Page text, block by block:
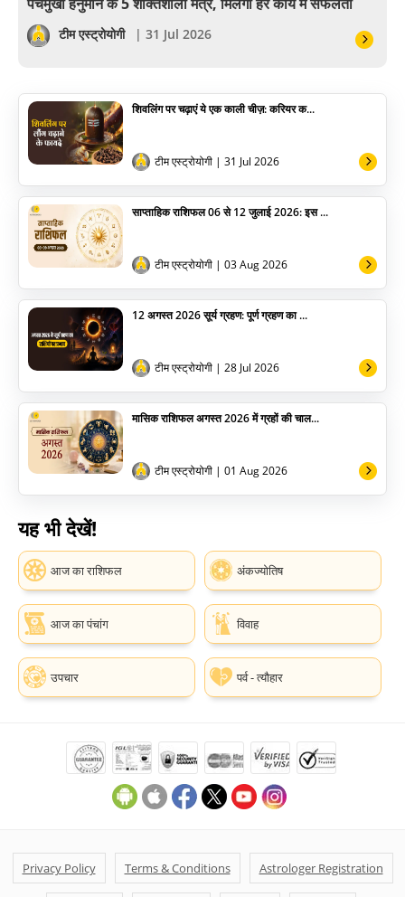
सेलिब्रिटी
योग
अन्य
टीम एस्ट्रोयोगी | 31 Jul 2026
शिवलिंग पर चढ़ाएं ये एक काली चीज़: करियर क...
टीम एस्ट्रोयोगी | 31 Jul 2026
साप्ताहिक राशिफल 06 से 12 जुलाई 2026: इस ...
टीम एस्ट्रोयोगी | 03 Aug 2026
12 अगस्त 2026 सूर्य ग्रहण: पूर्ण ग्रहण का ...
टीम एस्ट्रोयोगी | 28 Jul 2026
मासिक राशिफल अगस्त 2026 में ग्रहों की चाल...
टीम एस्ट्रोयोगी | 01 Aug 2026
यह भी देखें!
आज का राशिफल अंकज्योतिष
आज का पंचांग विवाह
उपचार पर्व - त्यौहार
Privacy Policy Terms & Conditions Astrologer Registration